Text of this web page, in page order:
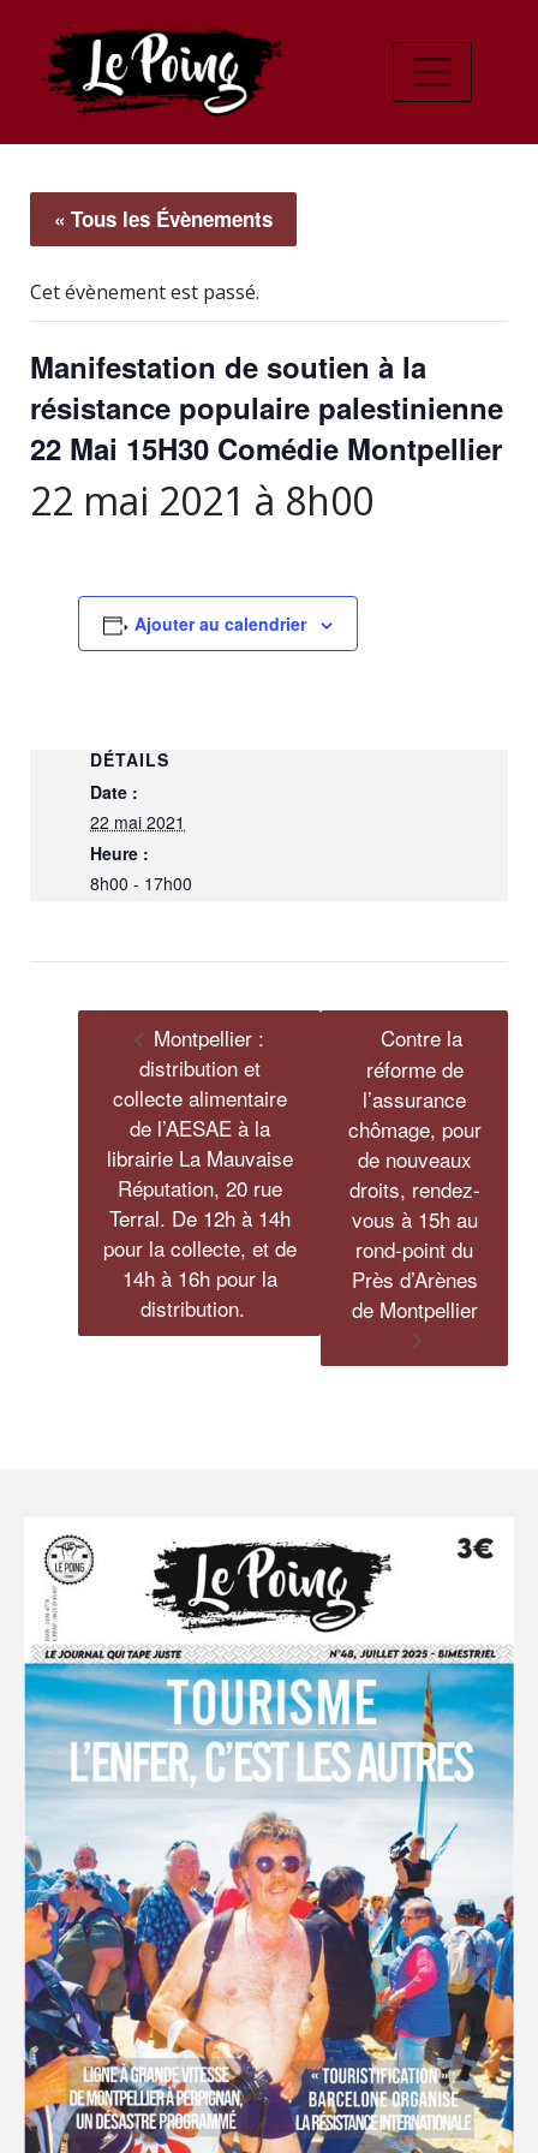
« Tous les Évènements
Cet évènement est passé.
Manifestation de soutien à la
résistance populaire palestinienne
22 Mai 15H30 Comédie Montpellier
22 mai 2021 à 8h00
Ajouter au calendrier
DÉTAILS
Date :
22 mai 2021
Heure :
8h00 - 17h00
Montpellier :
distribution et
collecte alimentaire
de l’AESAE à la
librairie La Mauvaise
Réputation, 20 rue
Terral. De 12h à 14h
pour la collecte, et de
14h à 16h pour la
distribution.
Contre la
réforme de
l’assurance
chômage, pour
de nouveaux
droits, rendez-
vous à 15h au
rond-point du
Près d’Arènes
de Montpellier